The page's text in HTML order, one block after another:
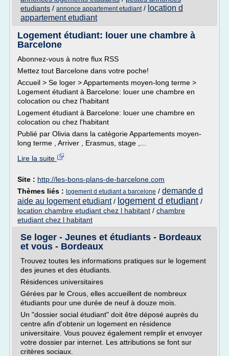
etudiants / annonce appartement etudiant/ location d
appartement etudiant
Logement étudiant: louer une chambre à
Barcelone
Abonnez-vous à notre flux RSS
Mettez tout Barcelone dans votre poche!
Accueil > Se loger > Appartements moyen-long terme >
Logement étudiant à Barcelone: louer une chambre en
colocation ou chez l'habitant
Logement étudiant à Barcelone: louer une chambre en
colocation ou chez l'habitant
Publié par Olivia dans la catégorie Appartements moyen-
long terme , Arriver , Erasmus, stage ,...
Lire la suite
Site : http://les-bons-plans-de-barcelone.com
Thèmes liés : logement d etudiant a barcelone / demande d
aide au logement etudiant/ logement d etudiant /
location chambre etudiant chez l habitant / chambre
etudiant chez l habitant
Se loger - Jeunes et étudiants - Bordeaux
et vous - Bordeaux
Trouvez toutes les informations pratiques sur le logement
des jeunes et des étudiants.
Résidences universitaires
Gérées par le Crous, elles accueillent de nombreux
étudiants pour une durée de neuf à douze mois.
Un "dossier social étudiant" doit être déposé auprès du
centre afin d'obtenir un logement en résidence
universitaire. Vous pouvez également remplir et envoyer
votre dossier par internet. Les attributions se font sur
critères sociaux.